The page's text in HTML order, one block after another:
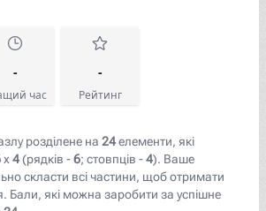
-
час
-
Рейтинг
розділене на 24елементи, які
x 4 (рядків -6; стовпців -4). Ваше
скласти всі частини, щоб отримати
Бали, які можна заробити за успішне